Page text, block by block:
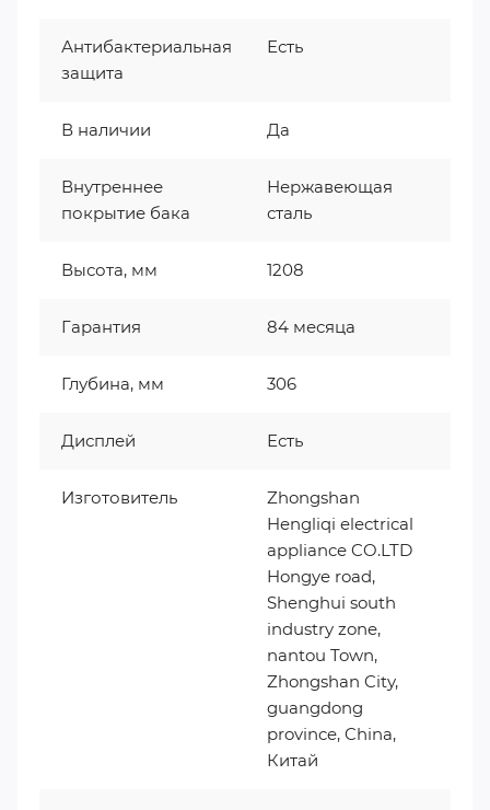
Антибактериальная
защита
Есть
В наличии Да
Внутреннее
покрытие бака
Нержавеющая
сталь
Высота, мм 1208
Гарантия 84 месяца
Глубина, мм 306
Дисплей Есть
Изготовитель
Zhongshan
Hengliqi electrical
appliance CO.LTD
Hongye road,
Shenghui south
industry zone,
nantou Town,
Zhongshan City,
guangdong
province, China,
Китай